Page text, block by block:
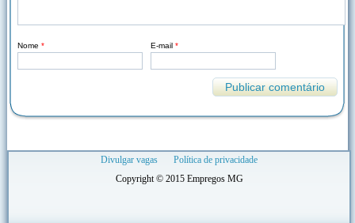
Nome * E-mail *
Divulgar vagas
Política de privacidade
Copyright © 2015 Empregos MG